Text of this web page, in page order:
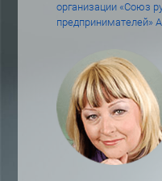
организации «Союз
предпринимателей»